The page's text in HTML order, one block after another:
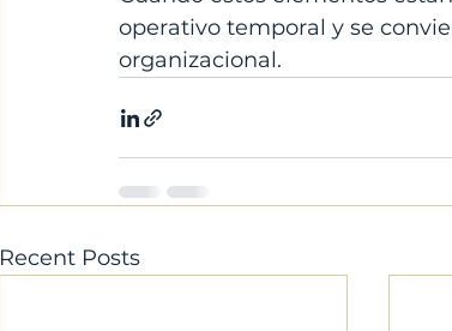
operativo temporal y se
organizacional.
Recent Posts